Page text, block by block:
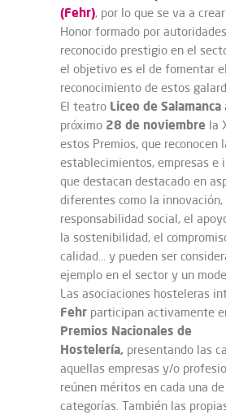
(Fehr), por lo que se va a
Honor formado por
reconocido prestigio en el
el objetivo es el de fomentar
reconocimiento de estos
El teatro Liceo de Salamanca
próximo 28 de noviembre la
estos Premios, que reconocen
establecimientos, empresas e
que destacan destacado en
diferentes como la innovación,
responsabilidad social, el
la sostenibilidad, el
calidad… y pueden ser
ejemplo en el sector y un
Las asociaciones hosteleras
Fehr participan activamente
Premios Nacionales de
Hostelería, presentando las
aquellas empresas y/o
reúnen méritos en cada una
categorías. También las